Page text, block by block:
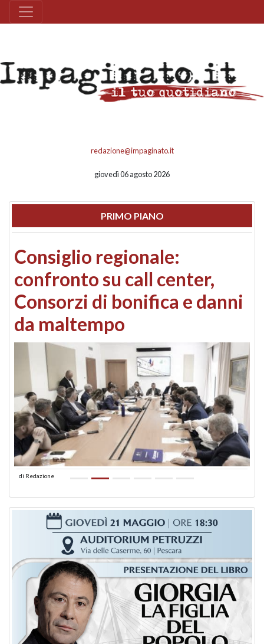
redazione@impaginato.it
giovedì 06 agosto 2026
PRIMO PIANO
Consiglio regionale:
confronto su call center,
Consorzi di bonifica e danni
da maltempo
di Redazione